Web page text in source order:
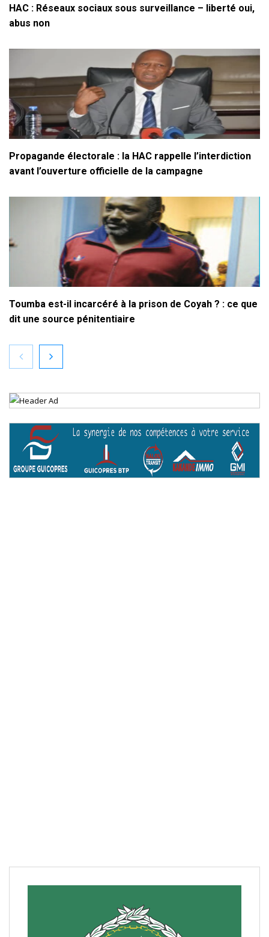
HAC : Réseaux sociaux sous surveillance – liberté oui,
abus non
Propagande électorale : la HAC rappelle l’interdiction
avant l’ouverture officielle de la campagne
Toumba est-il incarcéré à la prison de Coyah ? : ce que
dit une source pénitentiaire